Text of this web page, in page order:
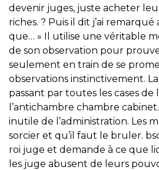
devenir juges, juste acheter
riches. ? Puis il dit j’ai
que… » Il utilise une véritable
de son observation pour
seulement en train de se
observations instinctivement.
passant par toutes les cases de
l’antichambre chambre
inutile de l’administration. Les
sorcier et qu’il faut le bruler.
roi juge et demande à ce que
les juge abusent de leurs